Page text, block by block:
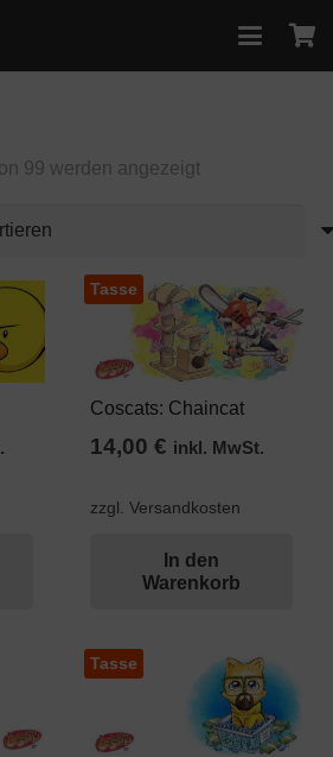
99 werden angezeigtNach
Tasse
Coscats: Chaincat
14,00€ inkl. MwSt.
zzgl. Versandkosten
In den
Warenkorb
Tasse